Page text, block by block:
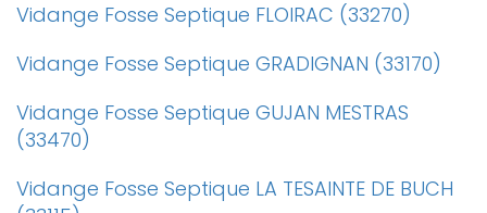
Vidange Fosse Septique FLOIRAC (33270)
Vidange Fosse Septique GRADIGNAN (33170)
Vidange Fosse Septique GUJAN MESTRAS
(33470)
Vidange Fosse Septique LA TESAINTE DE BUCH